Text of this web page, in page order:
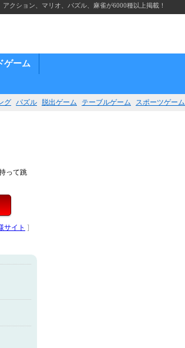
クション、マリオ、パズル、麻雀が6000種以上掲載！
ゲーム
グ パズル 脱出ゲーム テーブルゲーム スポーツゲーム
って跳
サイト ]